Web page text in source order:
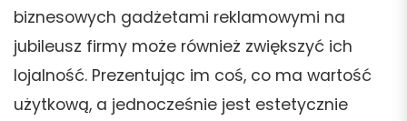
biznesowych gadżetami reklamowymi na
jubileusz firmy może również zwiększyć ich
lojalność. Prezentując im coś, co ma wartość
użytkową, a jednocześnie jest estetycznie